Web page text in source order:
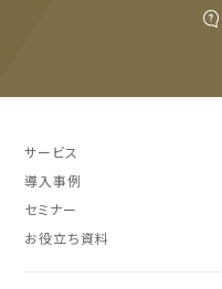
サービス
導入事例
セミナー
お役立ち資料